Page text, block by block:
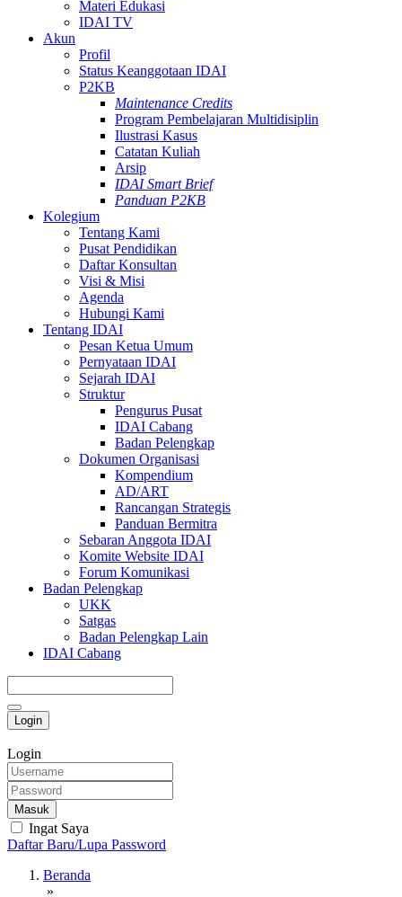
Materi Edukasi
IDAI TV
Akun
Profil
Status Keanggotaan IDAI
P2KB
Maintenance Credits
Program Pembelajaran Multidisiplin
Ilustrasi Kasus
Catatan Kuliah
Arsip
IDAI Smart Brief
Panduan P2KB
Kolegium
Tentang Kami
Pusat Pendidikan
Daftar Konsultan
Visi & Misi
Agenda
Hubungi Kami
Tentang IDAI
Pesan Ketua Umum
Pernyataan IDAI
Sejarah IDAI
Struktur
Pengurus Pusat
IDAI Cabang
Badan Pelengkap
Dokumen Organisasi
Kompendium
AD/ART
Rancangan Strategis
Panduan Bermitra
Sebaran Anggota IDAI
Komite Website IDAI
Forum Komunikasi
Badan Pelengkap
UKK
Satgas
Badan Pelengkap Lain
IDAI Cabang
Login
Login
Masuk
Ingat Saya
Daftar Baru/Lupa Password
Beranda
»